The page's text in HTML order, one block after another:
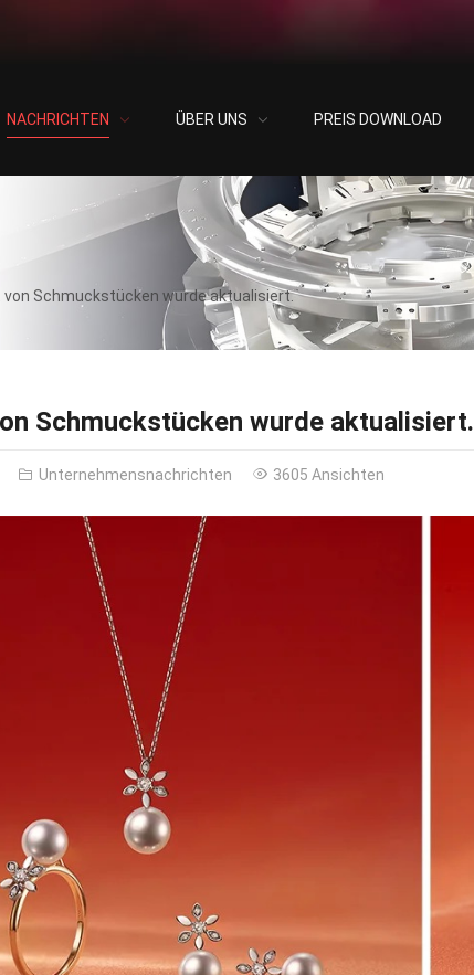
NACHRICHTEN ÜBER UNS PREIS DOWNLOAD
von Schmuckstücken wurde aktualisiert.
Schmuckstücken wurde aktualisiert.
Unternehmensnachrichten 3605 Ansichten